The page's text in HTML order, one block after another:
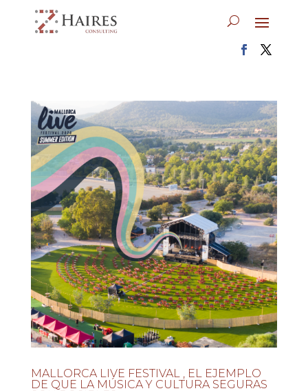
MALLORCA LIVE FESTIVAL , EL EJEMPLO
DE QUE LA MÚSICA Y CULTURA SEGURAS